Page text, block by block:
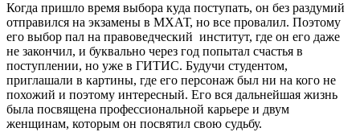
Когда пришло время выбора куда поступать, он без раздумий
отправился на экзамены в МХАТ, но все провалил. Поэтому
его выбор пал на правоведческий институт, где он его даже
не закончил, и буквально через год попытал счастья в
поступлении, но уже в ГИТИС. Будучи студентом,
приглашали в картины, где его персонаж был ни на кого не
похожий и поэтому интересный. Его вся дальнейшая жизнь
была посвящена профессиональной карьере и двум
женщинам, которым он посвятил свою судьбу.